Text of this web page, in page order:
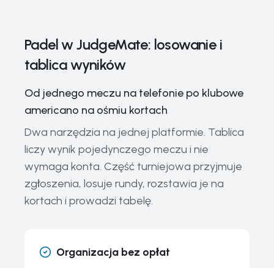
Najważniejsze zawody w padlu
Pionierzy i gwiazdy padla
Podstawowy sprzęt do padla
Aktualne trendy w padlu
Historia padla
Powiązane przewodniki
Narzędzia i zasoby
Wszystkie zasoby
Padel w JudgeMate: losowanie i
tablica wyników
Od jednego meczu na telefonie po klubowe
americano na ośmiu kortach
Dwa narzędzia na jednej platformie. Tablica
liczy wynik pojedynczego meczu i nie
wymaga konta. Część turniejowa przyjmuje
zgłoszenia, losuje rundy, rozstawia je na
kortach i prowadzi tabelę.
Organizacja bez opłat